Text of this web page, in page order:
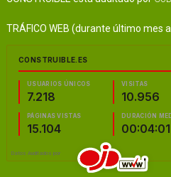
TRÁFICO WEB (durante último mes